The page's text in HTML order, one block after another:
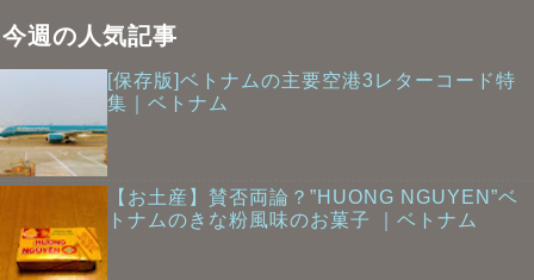
今週の人気記事
[保存版]ベトナムの主要空港3レターコード特
集｜ベトナム
【お土産】賛否両論？”HUONG NGUYEN”ベ
トナムのきな粉風味のお菓子 ｜ベトナム